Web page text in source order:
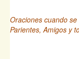
Oraciones cuando
Parientes, Amigos y